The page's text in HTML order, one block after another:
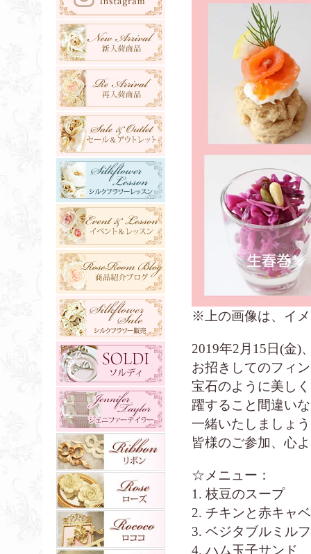
※上の画像は、イ
2019年2月15日(金
お招きしてのフィ
宝石のように美し
躍すること間違い
一緒いたしましょ
皆様のご参加、心
☆メニュー：
1. 枝豆のスープ
2. チキンと赤キャ
3. ベジタブルミル
4. ハム玉子サンド